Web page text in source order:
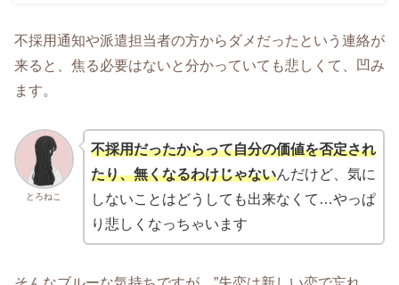
不採用通知や派遣担当者の方からダメだったという連絡が
来ると、焦る必要はないと分かっていても悲しくて、凹み
ます。
とろねこ
不採用だったからって自分の価値を否定され
たり、無くなるわけじゃないんだけど、気に
しないことはどうしても出来なくて…やっぱ
り悲しくなっちゃいます